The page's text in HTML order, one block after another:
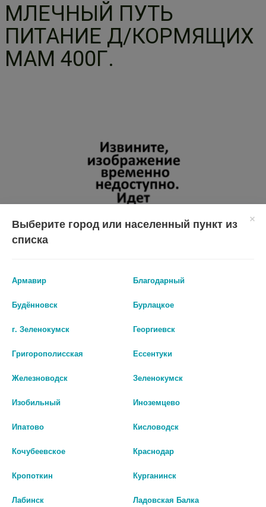
МЛЕЧНЫЙ ПУТЬ
ПИТАНИЕ Д/КОРМЯЩИХ
МАМ 400Г.
Перед применением необходимо проконсультироваться
описание товара без предварительного уведомления.
Окончательный расчет стоимости будет произведен при
Выберите город или населенный пункт из
списка
Армавир Благодарный
Будённовск Бурлацкое
г. Зеленокумск Георгиевск
Григорополисская Ессентуки
Железноводск Зеленокумск
Изобильный Иноземцево
Ипатово Кисловодск
Кочубеевское Краснодар
Кропоткин Курганинск
Лабинск Ладовская Балка